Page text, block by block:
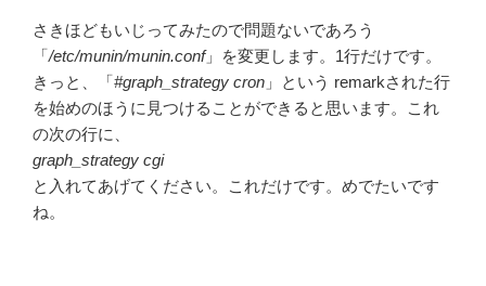
さきほどもいじってみたので問題ないであろう
「/etc/munin/munin.conf」を変更します。1行だけです。
きっと、「#graph_strategy cron 」という remarkされた行
を始めのほうに見つけることができると思います。これ
の次の行に、
graph_strategy cgi
と入れてあげてください。これだけです。めでたいです
ね。